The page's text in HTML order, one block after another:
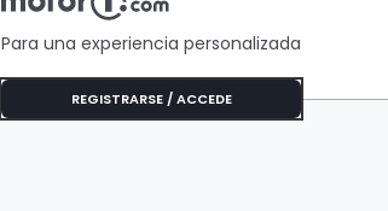
Para una experiencia personalizada
REGISTRARSE / ACCEDE